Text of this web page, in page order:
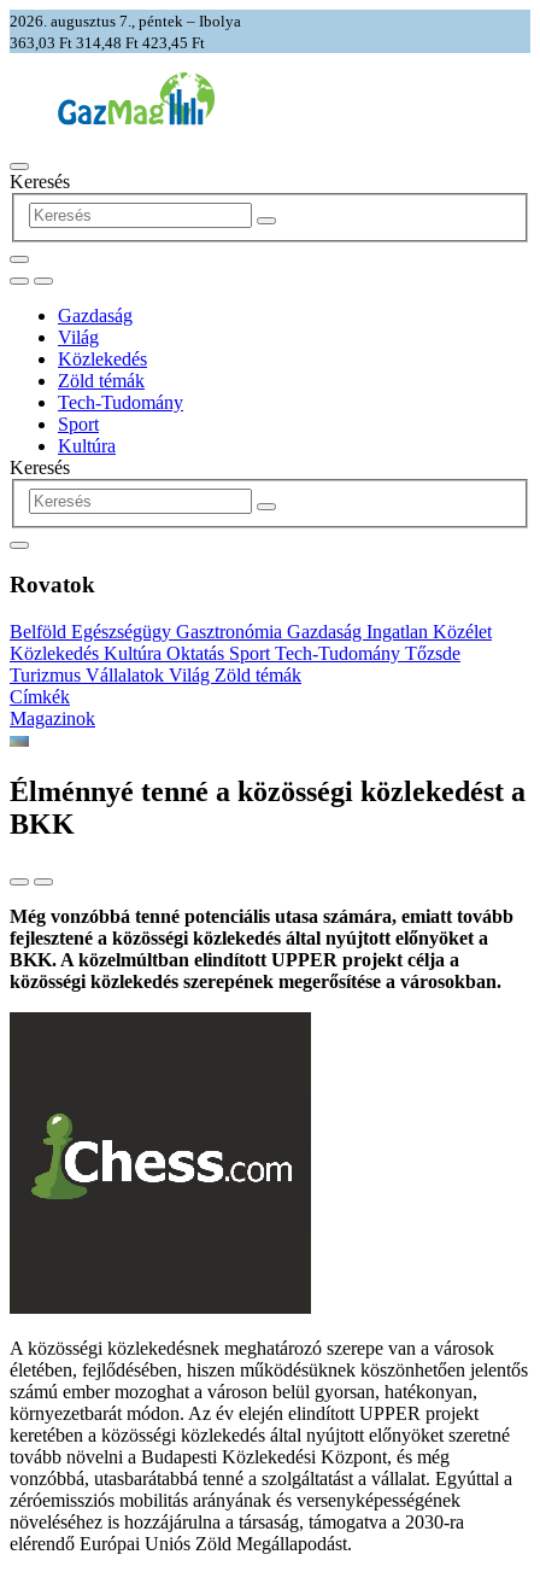
2026. augusztus 7., péntek – Ibolya
363,03 Ft 314,48 Ft 423,45 Ft
Keresés
Gazdaság
Világ
Közlekedés
Zöld témák
Tech-Tudomány
Sport
Kultúra
Keresés
Rovatok
Belföld Egészségügy Gasztronómia Gazdaság Ingatlan Közélet
Közlekedés Kultúra Oktatás Sport Tech-Tudomány Tőzsde
Turizmus Vállalatok Világ Zöld témák
Címkék
Magazinok
Élménnyé tenné a közösségi közlekedést a
BKK
Még vonzóbbá tenné potenciális utasa számára, emiatt tovább
fejlesztené a közösségi közlekedés által nyújtott előnyöket a
BKK. A közelmúltban elindított UPPER projekt célja a
közösségi közlekedés szerepének megerősítése a városokban.
A közösségi közlekedésnek meghatározó szerepe van a városok
életében, fejlődésében, hiszen működésüknek köszönhetően jelentős
számú ember mozoghat a városon belül gyorsan, hatékonyan,
környezetbarát módon. Az év elején elindított UPPER projekt
keretében a közösségi közlekedés által nyújtott előnyöket szeretné
tovább növelni a Budapesti Közlekedési Központ, és még
vonzóbbá, utasbarátabbá tenné a szolgáltatást a vállalat. Egyúttal a
zéróemissziós mobilitás arányának és versenyképességének
növeléséhez is hozzájárulna a társaság, támogatva a 2030-ra
elérendő Európai Uniós Zöld Megállapodást.